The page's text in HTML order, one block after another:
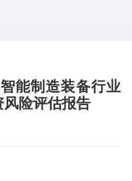
能制造装备行业
险评估报告